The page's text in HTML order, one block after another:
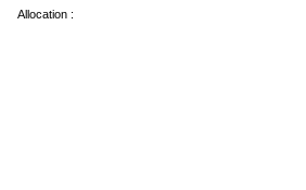
Allocation :